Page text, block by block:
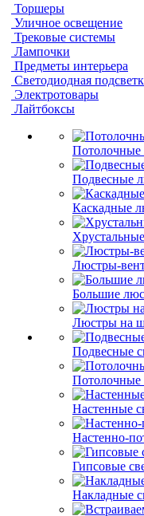
Торшеры
Уличное освещение
Трековые системы
Лампочки
Предметы интерьера
Светодиодная
Электротовары
Лайтбоксы
Подвесные
Каскадные
Люстры-
Большие
Люстры на
Подвесные
Потолочные
Настенные
Настенно-
Гипсовые
Накладные